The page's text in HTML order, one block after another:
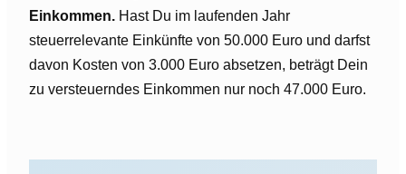
Einkommen. Hast Du im laufenden Jahr
steuerrelevante Einkünfte von 50.000 Euro und darfst
davon Kosten von 3.000 Euro absetzen, beträgt Dein
zu versteuerndes Einkommen nur noch 47.000 Euro.